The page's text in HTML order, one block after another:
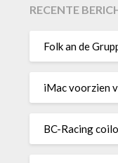
RECENTE
Folk an de
iMac voorzien
BC-Racing